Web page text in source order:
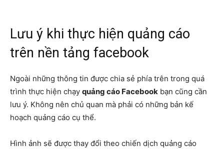
Lưu ý khi thực hiện quảng cáo
trên nền tảng facebook
Ngoài những thông tin được chia sẻ phía trên trong quá
trình thực hiện chạy quảng cáo Facebook bạn cũng cần
lưu ý. Không nên chủ quan mà phải có những bản kế
hoạch quảng cáo cụ thể.
Hình ảnh sẽ được thay đổi theo chiến dịch quảng cáo